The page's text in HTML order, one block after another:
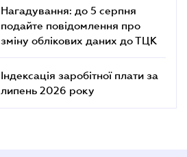
Нагадування: до 5 серпня
подайте повідомлення про
зміну облікових даних до ТЦК
Індексація заробітної плати за
липень 2026 року